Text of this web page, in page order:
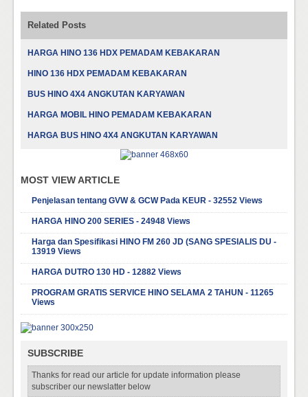
Related Posts
HARGA HINO 136 HDX PEMADAM KEBAKARAN
HINO 136 HDX PEMADAM KEBAKARAN
BUS HINO 4X4 ANGKUTAN KARYAWAN
HARGA MOBIL HINO PEMADAM KEBAKARAN
HARGA BUS HINO 4X4 ANGKUTAN KARYAWAN
MOST VIEW ARTICLE
Penjelasan tentang GVW & GCW Pada KEUR - 32552 Views
HARGA HINO 200 SERIES - 24948 Views
Harga dan Spesifikasi HINO FM 260 JD (SANG SPESIALIS DU -
13919 Views
HARGA DUTRO 130 HD - 12882 Views
PROGRAM GRATIS SERVICE HINO SELAMA 2 TAHUN - 11265
Views
SUBSCRIBE
Thanks for read our article for update information please
subscriber our newslatter below